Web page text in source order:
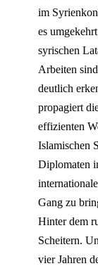
im
es
syrischen
Arbeiten
deutlich
propagiert
effizienten
Islamischen
Diplomaten
Gang zu
Hinter dem
Scheitern.
vier Jahren